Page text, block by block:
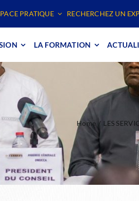
PRATIQUE RECHERCHEZ UN
LA FORMATION
Home LES